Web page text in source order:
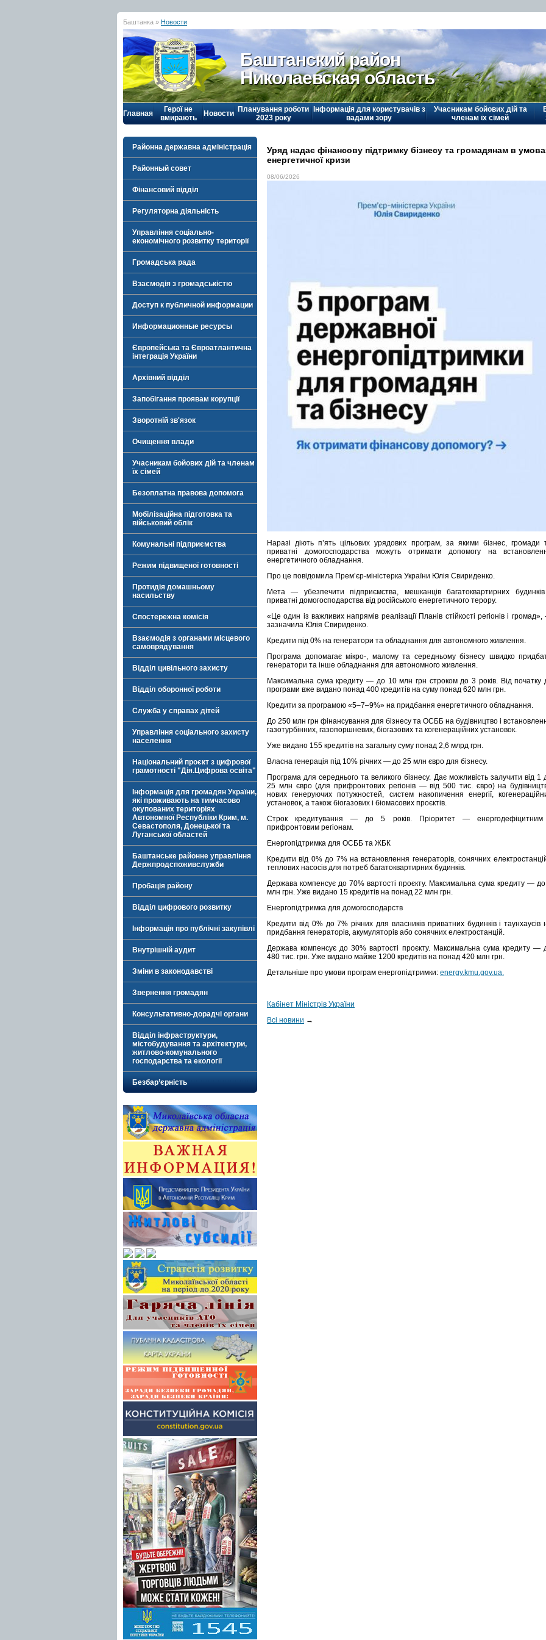
Баштанка » Новости
Баштанский район
Николаевская область
Главная
Герої не
вмирають
Новости Планування роботи
2023 року
Інформація для користувачів з
вадами зору
Учасникам бойових дій та
членам їх сімей
Районна державна адміністрація
Районный совет
Фінансовий відділ
Регуляторна діяльність
Управління соціально-
економічного розвитку території
Громадська рада
Взаємодія з громадськістю
Доступ к публичной информации
Информационные ресурсы
Європейська та Євроатлантична
інтеграція України
Архівний відділ
Запобігання проявам корупції
Зворотній зв'язок
Очищення влади
Учасникам бойових дій та членам
їх сімей
Безоплатна правова допомога
Мобілізаційна підготовка та
військовий облік
Комунальні підприємства
Режим підвищеної готовності
Протидія домашньому
насильству
Спостережна комісія
Взаємодія з органами місцевого
самоврядування
Відділ цивільного захисту
Відділ оборонної роботи
Служба у справах дітей
Управління соціального захисту
населення
Національний проєкт з цифрової
грамотності "Дія.Цифрова освіта"
Інформація для громадян України,
які проживають на тимчасово
окупованих територіях
Автономної Республіки Крим, м.
Севастополя, Донецької та
Луганської областей
Баштанське районне управління
Держпродспоживслужби
Пробація району
Відділ цифрового розвитку
Інформація про публічні закупівлі
Внутрішній аудит
Зміни в законодавстві
Звернення громадян
Консультативно-дорадчі органи
Відділ інфраструктури,
містобудування та архітектури,
житлово-комунального
господарства та екології
Безбар’єрність
Уряд надає фінансову підтримку бізнесу та громадянам в
енергетичної кризи
08/06/2026
Наразі діють п’ять цільових урядових програм, за якими бізнес, громади
приватні домогосподарства можуть отримати допомогу на
енергетичного обладнання.
Про це повідомила Премʼєр-міністерка України Юлія Свириденко.
Мета — убезпечити підприємства, мешканців багатоквартирних
приватні домогосподарства від російського енергетичного терору.
«Це один із важливих напрямів реалізації Планів стійкості регіонів і
зазначила Юлія Свириденко.
Кредити під 0% на генератори та обладнання для автономного живлення.
Програма допомагає мікро-, малому та середньому бізнесу швидко
генератори та інше обладнання для автономного живлення.
Максимальна сума кредиту — до 10 млн грн строком до 3 років. Від початку
програми вже видано понад 400 кредитів на суму понад 620 млн грн.
Кредити за програмою «5–7–9%» на придбання енергетичного обладнання.
До 250 млн грн фінансування для бізнесу та ОСББ на будівництво і
газотурбінних, газопоршневих, біогазових та когенераційних установок.
Уже видано 155 кредитів на загальну суму понад 2,6 млрд грн.
Власна генерація під 10% річних — до 25 млн євро для бізнесу.
Програма для середнього та великого бізнесу. Дає можливість залучити від 1
25 млн євро (для прифронтових регіонів — від 500 тис. євро) на
нових генеруючих потужностей, систем накопичення енергії,
установок, а також біогазових і біомасових проєктів.
Строк кредитування — до 5 років. Пріоритет — енергодефіцитним
прифронтовим регіонам.
Енергопідтримка для ОСББ та ЖБК
Кредити від 0% до 7% на встановлення генераторів, сонячних
теплових насосів для потреб багатоквартирних будинків.
Держава компенсує до 70% вартості проєкту. Максимальна сума кредиту —
млн грн. Уже видано 15 кредитів на понад 22 млн грн.
Енергопідтримка для домогосподарств
Кредити від 0% до 7% річних для власників приватних будинків і таунхаусів
придбання генераторів, акумуляторів або сонячних електростанцій.
Держава компенсує до 30% вартості проєкту. Максимальна сума кредиту —
480 тис. грн. Уже видано майже 1200 кредитів на понад 420 млн грн.
Детальніше про умови програм енергопідтримки: energy.kmu.gov.ua.
Кабінет Міністрів України
Всі новини →